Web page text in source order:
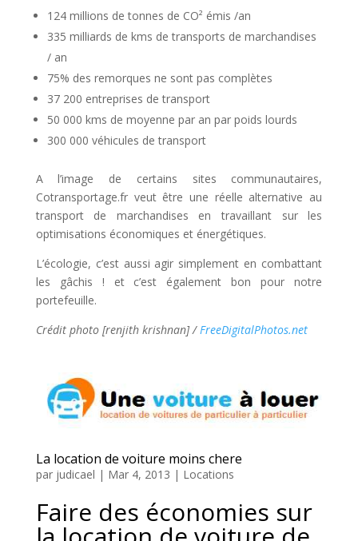
124 millions de tonnes de CO² émis /an
335 milliards de kms de transports de marchandises
/ an
75% des remorques ne sont pas complètes
37 200 entreprises de transport
50 000 kms de moyenne par an par poids lourds
300 000 véhicules de transport
A l’image de certains sites communautaires,
Cotransportage.fr veut être une réelle alternative au
transport de marchandises en travaillant sur les
optimisations économiques et énergétiques.
L’écologie, c’est aussi agir simplement en combattant
les gâchis ! et c’est également bon pour notre
portefeuille.
Crédit photo [renjith krishnan] / FreeDigitalPhotos.net
La location de voiture moins chere
par judicael | Mar 4, 2013 | Locations
Faire des économies sur